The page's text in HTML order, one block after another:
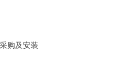
购及安装